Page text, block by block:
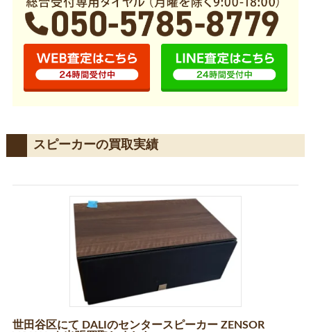
スピーカーの買取実績
世田谷区にて DALIのセンタースピーカー ZENSOR